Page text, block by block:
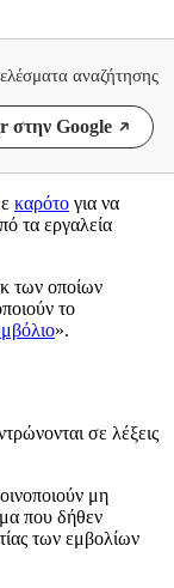
αναζήτησης
στην Google
καρότο για να
τα εργαλεία
των οποίων
το
».
σε λέξεις
μη
που δήθεν
των εμβολίων